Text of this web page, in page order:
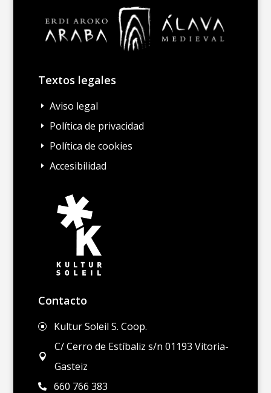
Textos legales
E Aviso legal
E Política de privacidad
E Política de cookies
E Accesibilidad
Contacto
] Kultur Soleil S. Coop.

C/ Cerro de Estíbaliz s/n 01193 Vitoria-
Gasteiz
 660 766 383